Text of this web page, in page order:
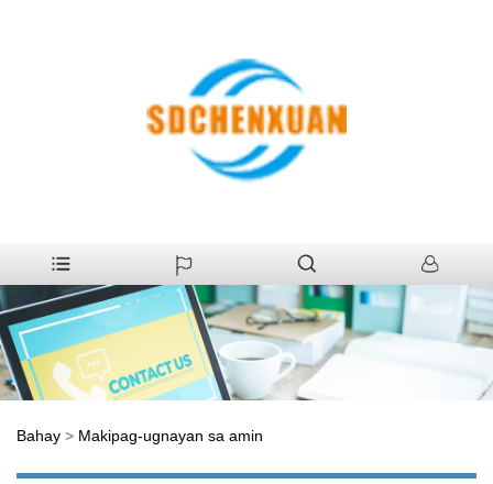
Bahay > Makipag-ugnayan sa amin